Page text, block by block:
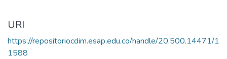
URI
https://repositoriocdim.esap.edu.co/handle/20.500.14471/1
1588